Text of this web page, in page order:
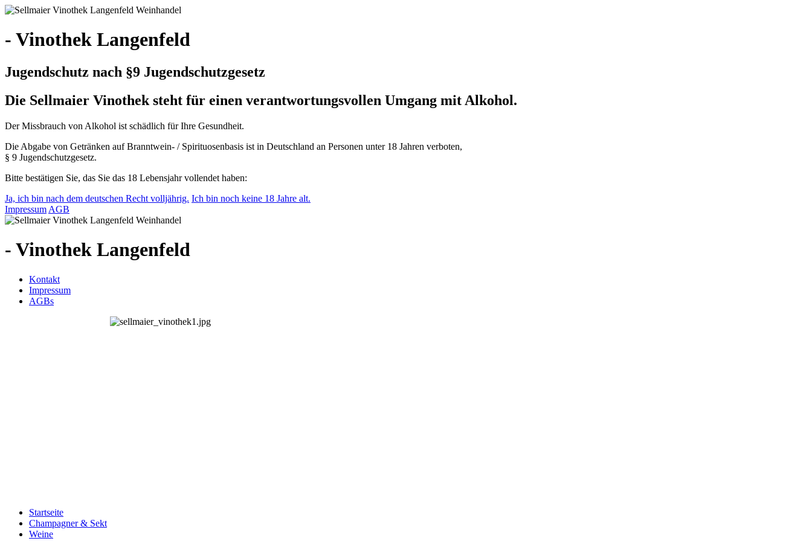
- Vinothek Langenfeld
Jugendschutz nach §9 Jugendschutzgesetz
Die Sellmaier Vinothek steht für einen verantwortungsvollen Umgang mit Alkohol.
Der Missbrauch von Alkohol ist schädlich für Ihre Gesundheit.
Die Abgabe von Getränken auf Branntwein- / Spirituosenbasis ist in Deutschland an Personen unter 18 Jahren verboten,
§ 9 Jugendschutzgesetz.
Bitte bestätigen Sie, das Sie das 18 Lebensjahr vollendet haben:
Ja, ich bin nach dem deutschen Recht volljährig. Ich bin noch keine 18 Jahre alt.
Impressum AGB
- Vinothek Langenfeld
Kontakt
Impressum
AGBs
Startseite
Champagner & Sekt
Weine